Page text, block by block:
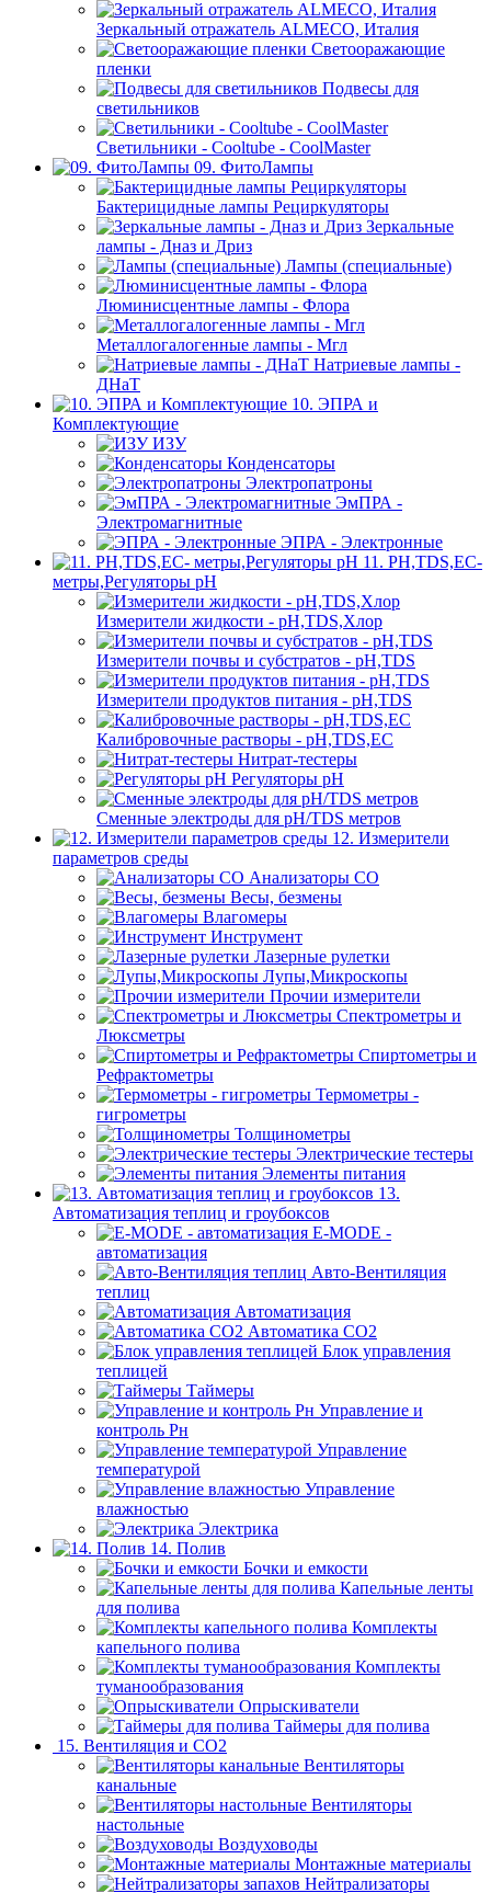
Зеркальный отражатель ALMECO, Италия
Светооражающие
пленки
Подвесы для
светильников
Светильники - Cooltube - CoolMaster
09. ФитоЛампы
Бактерицидные лампы Рециркуляторы
Зеркальные
лампы - Дназ и Дриз
Лампы (специальные)
Люминисцентные лампы - Флора
Металлогалогенные лампы - Мгл
Натриевые лампы -
ДНаТ
10. ЭПРА и
Комплектующие
ИЗУ
Конденсаторы
Электропатроны
ЭмПРА -
Электромагнитные
ЭПРА - Электронные
11. PH,TDS,EC-
метры,Регуляторы pН
Измерители жидкости - pH,TDS,Хлор
Измерители почвы и субстратов - pH,TDS
Измерители продуктов питания - pH,TDS
Калибровочные растворы - pH,TDS,EC
Нитрат-тестеры
Регуляторы pН
Сменные электроды для pH/TDS метров
12. Измерители
параметров среды
Анализаторы CO
Весы, безмены
Влагомеры
Инструмент
Лазерные рулетки
Лупы,Микроскопы
Прочии измерители
Спектрометры и
Люксметры
Спиртометры и
Рефрактометры
Термометры -
гигрометры
Толщинометры
Электрические тестеры
Элементы питания
13.
Автоматизация теплиц и гроубоксов
E-MODE -
автоматизация
Авто-Вентиляция
теплиц
Автоматизация
Автоматика СО2
Блок управления
теплицей
Таймеры
Управление и
контроль Рн
Управление
температурой
Управление
влажностью
Электрика
14. Полив
Бочки и емкости
Капельные ленты
для полива
Комплекты
капельного полива
Комплекты
туманообразования
Опрыскиватели
Таймеры для полива
15. Вентиляция и CO2
Вентиляторы
канальные
Вентиляторы
настольные
Воздуховоды
Монтажные материалы
Нейтрализаторы